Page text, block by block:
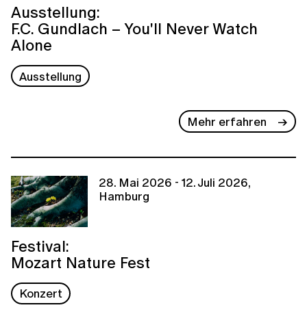
Ausstellung:
F.C. Gundlach – You'll Never Watch
Alone
Ausstellung
Mehr erfahren
28. Mai 2026 - 12. Juli 2026,
Hamburg
Festival:
Mozart Nature Fest
Konzert